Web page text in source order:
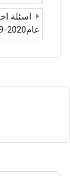
عام2020-2019 جامعة ادلب رياضيات